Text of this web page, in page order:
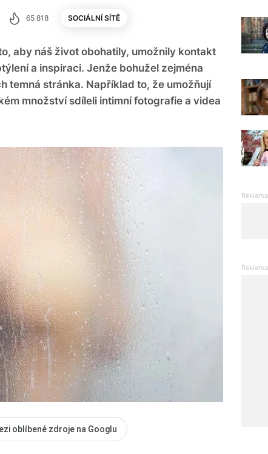
65 818 SOCIÁLNÍ SÍTĚ
aby náš život obohatily, umožnily kontakt
a inspiraci. Jenže bohužel zejména
temná stránka. Například to, že umožňují
množství sdíleli intimní fotografie a videa
oblíbené zdroje na Googlu